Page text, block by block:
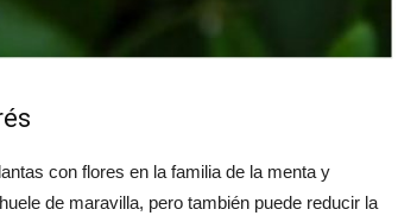
con flores en la familia de la menta y
de maravilla, pero también puede reducir la